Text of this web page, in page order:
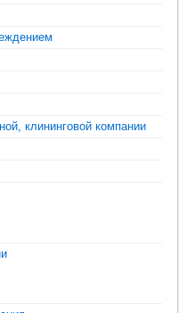
клининговой компании